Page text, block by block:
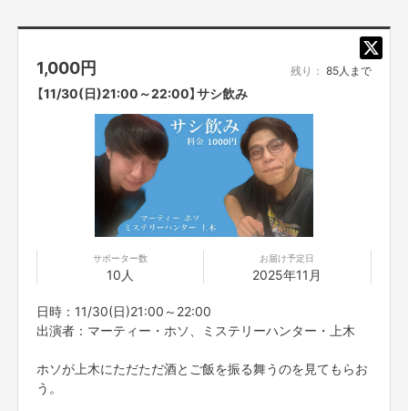
1,000円 残り： 85人まで
【11/30(日)21:00～22:00】サシ飲み
サポーター数
10人
お届け予定日
2025年11月
日時：11/30(日)21:00～22:00
出演者：マーティー・ホソ、ミステリーハンター・上木
ホソが上木にただただ酒とご飯を振る舞うのを見てもらお
う。